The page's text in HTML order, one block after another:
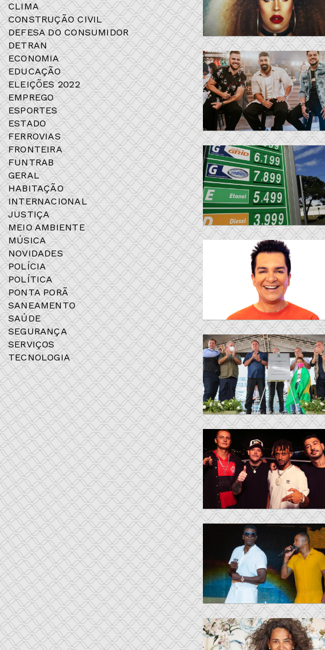
CLIMA
CONSTRUÇÃO CIVIL
DEFESA DO CONSUMIDOR
DETRAN
ECONOMIA
EDUCAÇÃO
ELEIÇÕES 2022
EMPREGO
ESPORTES
ESTADO
FERROVIAS
FRONTEIRA
FUNTRAB
GERAL
HABITAÇÃO
INTERNACIONAL
JUSTIÇA
MEIO AMBIENTE
MÚSICA
NOVIDADES
POLÍCIA
POLÍTICA
PONTA PORÃ
SANEAMENTO
SAÚDE
SEGURANÇA
SERVIÇOS
TECNOLOGIA